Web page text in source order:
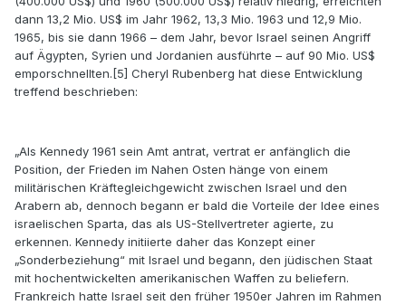
dann 13,2 Mio. US$ im Jahr 1962, 13,3 Mio. 1963 und 12,9 Mio.
1965, bis sie dann 1966 – dem Jahr, bevor Israel seinen Angriff
auf Ägypten, Syrien und Jordanien ausführte – auf 90 Mio. US$
emporschnellten.[5] Cheryl Rubenberg hat diese Entwicklung
treffend beschrieben:
„Als Kennedy 1961 sein Amt antrat, vertrat er anfänglich die
Position, der Frieden im Nahen Osten hänge von einem
militärischen Kräftegleichgewicht zwischen Israel und den
Arabern ab, dennoch begann er bald die Vorteile der Idee eines
israelischen Sparta, das als US-Stellvertreter agierte, zu
erkennen. Kennedy initiierte daher das Konzept einer
„Sonderbeziehung“ mit Israel und begann, den jüdischen Staat
mit hochentwickelten amerikanischen Waffen zu beliefern.
Frankreich hatte Israel seit den früher 1950er Jahren im Rahmen